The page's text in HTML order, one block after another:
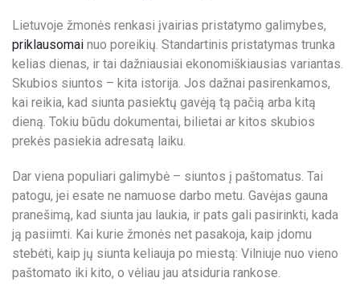
Lietuvoje žmonės renkasi įvairias pristatymo galimybes,
priklausomai nuo poreikių. Standartinis pristatymas trunka
kelias dienas, ir tai dažniausiai ekonomiškiausias variantas.
Skubios siuntos – kita istorija. Jos dažnai pasirenkamos,
kai reikia, kad siunta pasiektų gavėją tą pačią arba kitą
dieną. Tokiu būdu dokumentai, bilietai ar kitos skubios
prekės pasiekia adresatą laiku.
Dar viena populiari galimybė – siuntos į paštomatus. Tai
patogu, jei esate ne namuose darbo metu. Gavėjas gauna
pranešimą, kad siunta jau laukia, ir pats gali pasirinkti, kada
ją pasiimti. Kai kurie žmonės net pasakoja, kaip įdomu
stebėti, kaip jų siunta keliauja po miestą: Vilniuje nuo vieno
paštomato iki kito, o vėliau jau atsiduria rankose.